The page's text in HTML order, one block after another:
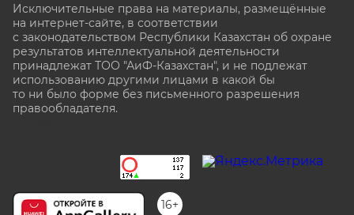
Исключительные права на материалы, размещённые
на интернет-сайте, в соответствии
с законодательством Республики Казахстан об охране
результатов интеллектуальной деятельности
принадлежат ТОО "АиФ-Казахстан", и не подлежат
использованию другими лицами в какой бы
то ни было форме без письменного разрешения
правообладателя.
16+